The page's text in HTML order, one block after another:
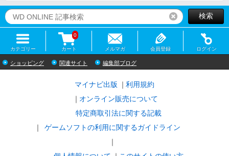
リセット検索
カテゴリー カート
0
メルマガ 会員登録 ログイン
ショッピング 関連サイト 編集部ブログ
マイナビ出版
利用規約
オンライン販売について
特定商取引法に関する記載
ゲームソフトの利用に関するガイドライン
｜